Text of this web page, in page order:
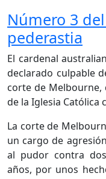
Número 3
pederastia
El cardenal
declarado culpable
corte de Melbourne,
de la Iglesia Católica
La corte de
un cargo de
al pudor contra
años, por unos